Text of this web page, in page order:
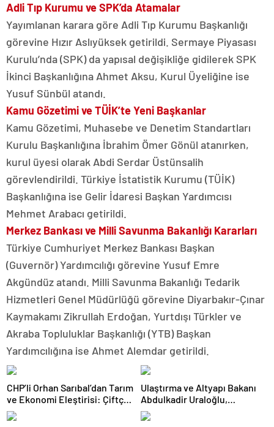
Adli Tıp Kurumu ve SPK’da Atamalar
Yayımlanan karara göre Adli Tıp Kurumu Başkanlığı
görevine Hızır Aslıyüksek getirildi. Sermaye Piyasası
Kurulu’nda (SPK) da yapısal değişikliğe gidilerek SPK
İkinci Başkanlığına Ahmet Aksu, Kurul Üyeliğine ise
Yusuf Sünbül atandı.
Kamu Gözetimi ve TÜİK’te Yeni Başkanlar
Kamu Gözetimi, Muhasebe ve Denetim Standartları
Kurulu Başkanlığına İbrahim Ömer Gönül atanırken,
kurul üyesi olarak Abdi Serdar Üstünsalih
görevlendirildi. Türkiye İstatistik Kurumu (TÜİK)
Başkanlığına ise Gelir İdaresi Başkan Yardımcısı
Mehmet Arabacı getirildi.
Merkez Bankası ve Milli Savunma Bakanlığı Kararları
Türkiye Cumhuriyet Merkez Bankası Başkan
(Guvernör) Yardımcılığı görevine Yusuf Emre
Akgündüz atandı. Milli Savunma Bakanlığı Tedarik
Hizmetleri Genel Müdürlüğü görevine Diyarbakır-Çınar
Kaymakamı Zikrullah Erdoğan, Yurtdışı Türkler ve
Akraba Topluluklar Başkanlığı (YTB) Başkan
Yardımcılığına ise Ahmet Alemdar getirildi.
CHP’li Orhan Sarıbal’dan Tarım
ve Ekonomi Eleştirisi: Çiftçi
Kaderiyle Baş Başa Kaldı
Ulaştırma ve Altyapı Bakanı
Abdulkadir Uraloğlu,
Afyonkarahisar Belediye
Başkanlarıyla Bir Araya Geldi